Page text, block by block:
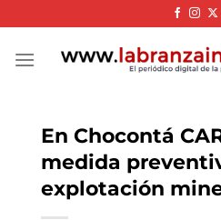
to
content
En Chocontá
medida
explotación